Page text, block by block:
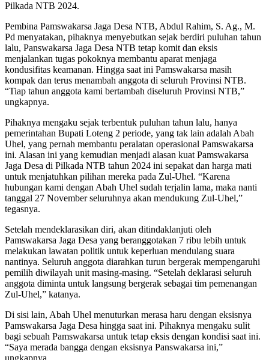
Pilkada NTB 2024.
Pembina Pamswakarsa Jaga Desa NTB, Abdul Rahim, S. Ag., M.
Pd menyatakan, pihaknya menyebutkan sejak berdiri puluhan tahun
lalu, Panswakarsa Jaga Desa NTB tetap komit dan eksis
menjalankan tugas pokoknya membantu aparat menjaga
kondusifitas keamanan. Hingga saat ini Pamswakarsa masih
kompak dan terus menambah anggota di seluruh Provinsi NTB.
“Tiap tahun anggota kami bertambah diseluruh Provinsi NTB,”
ungkapnya.
Pihaknya mengaku sejak terbentuk puluhan tahun lalu, hanya
pemerintahan Bupati Loteng 2 periode, yang tak lain adalah Abah
Uhel, yang pernah membantu peralatan operasional Pamswakarsa
ini. Alasan ini yang kemudian menjadi alasan kuat Pamswakarsa
Jaga Desa di Pilkada NTB tahun 2024 ini sepakat dan harga mati
untuk menjatuhkan pilihan mereka pada Zul-Uhel. “Karena
hubungan kami dengan Abah Uhel sudah terjalin lama, maka nanti
tanggal 27 November seluruhnya akan mendukung Zul-Uhel,”
tegasnya.
Setelah mendeklarasikan diri, akan ditindaklanjuti oleh
Pamswakarsa Jaga Desa yang beranggotakan 7 ribu lebih untuk
melakukan lawatan politik untuk keperluan mendulang suara
nantinya. Seluruh anggota diarahkan turun bergerak mempengaruhi
pemilih diwilayah unit masing-masing. “Setelah deklarasi seluruh
anggota diminta untuk langsung bergerak sebagai tim pemenangan
Zul-Uhel,” katanya.
Di sisi lain, Abah Uhel menuturkan merasa haru dengan eksisnya
Pamswakarsa Jaga Desa hingga saat ini. Pihaknya mengaku sulit
bagi sebuah Pamswakarsa untuk tetap eksis dengan kondisi saat ini.
“Saya merada bangga dengan eksisnya Panswakarsa ini,”
ungkapnya.